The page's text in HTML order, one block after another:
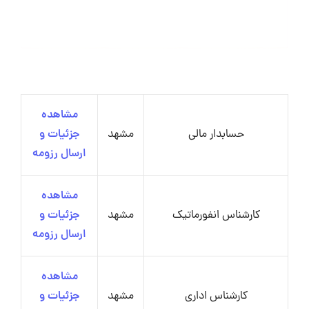
حسابدار مالی مشهد
مشاهده
جزئیات و
ارسال رزومه
کارشناس انفورماتیک مشهد
مشاهده
جزئیات و
ارسال رزومه
کارشناس اداری مشهد
مشاهده
جزئیات و